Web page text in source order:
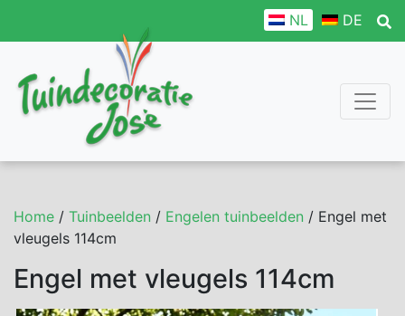
NL DE
Home / Tuinbeelden / Engelen tuinbeelden / Engel met
vleugels 114cm
Engel met vleugels 114cm